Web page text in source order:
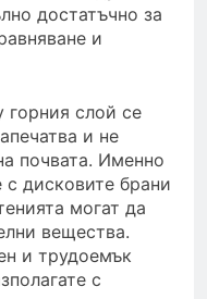
достатъчно за
и
слой се
и не
почвата. Именно
с дисковите брани
могат да
вещества.
и трудоемък
с